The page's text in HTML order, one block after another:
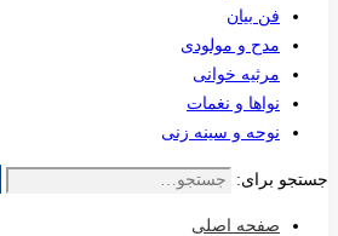
فن بیان
مدح و مولودی
مرثیه خوانی
نواها و نغمات
نوحه و سینه زنی
جستجو برای:
صفحه اصلی